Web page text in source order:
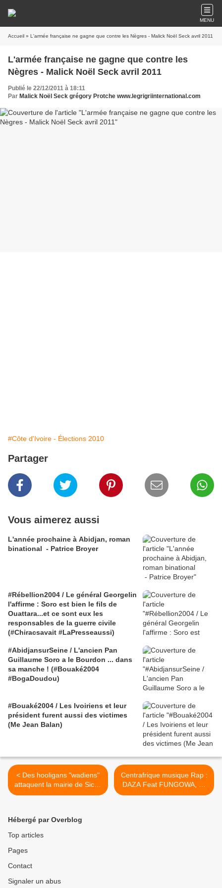
MENU
Accueil » L'armée française ne gagne que contre les Nègres - Malick Noël Seck avril 2011
L'armée française ne gagne que contre les
Nègres - Malick Noël Seck avril 2011
Publié le 22/12/2011 à 18:11
Par Malick Noël Seck grégory Protche www.legrigriinternational.com
#Côte d'Ivoire - Élections 2010
Partager
Vous aimerez aussi
L'année prochaine à Abidjan, roman
binational - Patrice Broyer
#Rébellion2004 / Le général Georgelin
l'affirme : Soro est bien le fils de
Ouattara...et ce sont eux les
responsables de la guerre civile
(#Chiracsavait #LaPresseaussi)
#AbidjansurSeine / L'ancien Pan
Guillaume Soro a le Bourdon ... dans
sa manche ! (#Bouaké2004
#BogaDoudou)
#Bouaké2004 / Les Ivoiriens et leur
président furent aussi des victimes
(Me Jean Balan)
< Des hooligans "wadiens"
attaquent la mairie de Sicap
défendue manu militari !
Centrafrique musique Rap :
DAZA Feat FUNGOWA, K-
TASTROOF - Sabokana >
Hébergé par Overblog
Top articles
Pages
Contact
Signaler un abus